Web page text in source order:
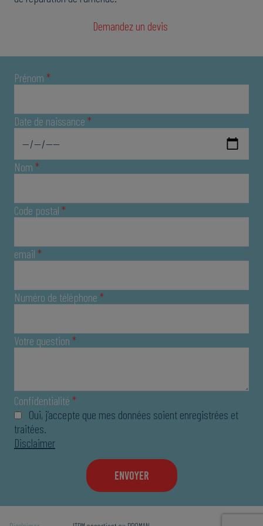
Demandez un devis
Prénom *
Date de naissance *
Nom *
Code postal *
email *
Numéro de téléphone *
Votre question *
Confidentialité *
Oui, j’accepte que mes données soient enregistrées et
traitées.
Disclaimer